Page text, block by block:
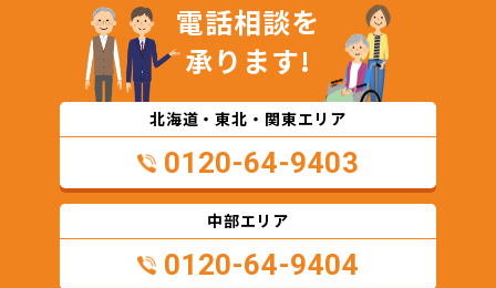
電話相談を
承ります!
北海道・東北・関東エリア
0120-64-9403
中部エリア
0120-64-9404